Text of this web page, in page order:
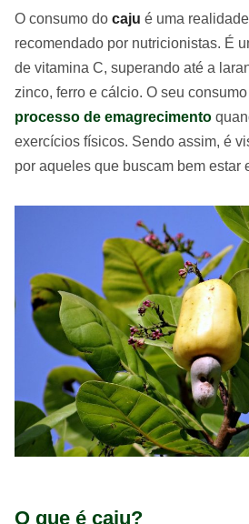
O consumo do caju é uma
recomendado por nutricionistas. É
de vitamina C, superando até a
zinco, ferro e cálcio. O seu
processo de emagrecimento
exercícios físicos. Sendo assim, é
por aqueles que buscam bem estar
O que é caju?